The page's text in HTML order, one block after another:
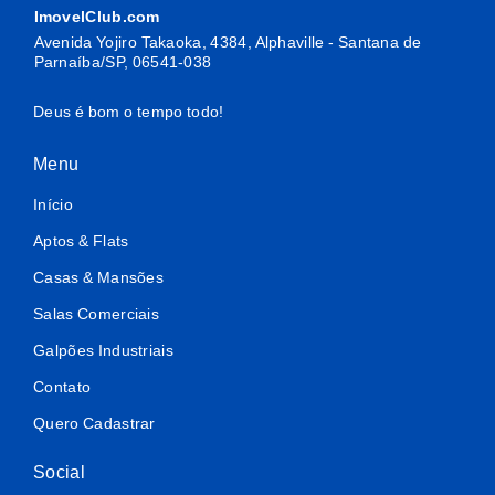
ImovelClub.com
Avenida Yojiro Takaoka, 4384, Alphaville - Santana de
Parnaíba/SP, 06541-038
Deus é bom o tempo todo!
Menu
Início
Aptos & Flats
Casas & Mansões
Salas Comerciais
Galpões Industriais
Contato
Quero Cadastrar
Social